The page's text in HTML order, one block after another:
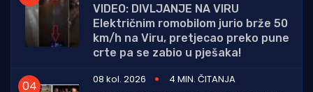
VIDEO: DIVLJANJE NA VIRU
Električnim romobilom jurio brže 50
km/h na Viru, pretjecao preko pune
crte pa se zabio u pješaka!
08 kol. 2026
4 MIN. ČITANJA